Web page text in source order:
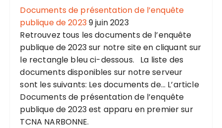
Documents de présentation de l’enquête
publique de 20239 juin 2023
Retrouvez tous les documents de l’enquête
publique de 2023 sur notre site en cliquant sur
le rectangle bleu ci-dessous. La liste des
documents disponibles sur notre serveur
sont les suivants: Les documents de... L’article
Documents de présentation de l’enquête
publique de 2023 est apparu en premier sur
TCNA NARBONNE.